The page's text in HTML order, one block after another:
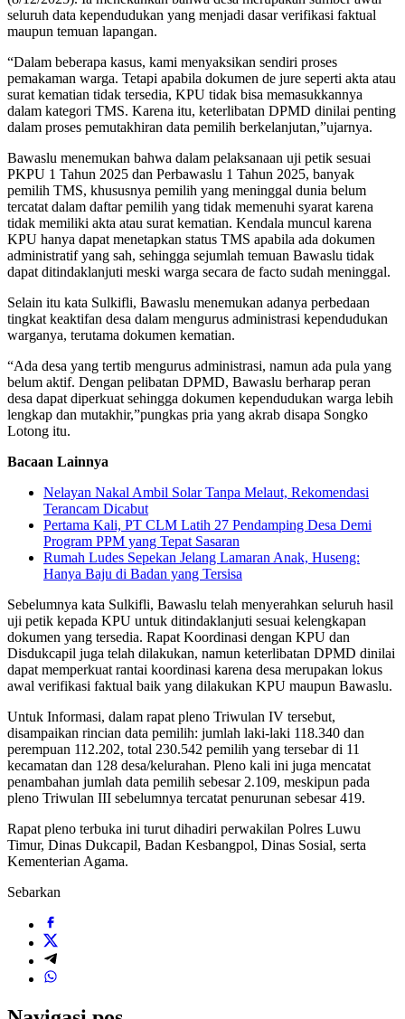
seluruh data kependudukan yang menjadi dasar verifikasi faktual
maupun temuan lapangan.
“Dalam beberapa kasus, kami menyaksikan sendiri proses
pemakaman warga. Tetapi apabila dokumen de jure seperti akta atau
surat kematian tidak tersedia, KPU tidak bisa memasukkannya
dalam kategori TMS. Karena itu, keterlibatan DPMD dinilai penting
dalam proses pemutakhiran data pemilih berkelanjutan,”ujarnya.
Bawaslu menemukan bahwa dalam pelaksanaan uji petik sesuai
PKPU 1 Tahun 2025 dan Perbawaslu 1 Tahun 2025, banyak
pemilih TMS, khususnya pemilih yang meninggal dunia belum
tercatat dalam daftar pemilih yang tidak memenuhi syarat karena
tidak memiliki akta atau surat kematian. Kendala muncul karena
KPU hanya dapat menetapkan status TMS apabila ada dokumen
administratif yang sah, sehingga sejumlah temuan Bawaslu tidak
dapat ditindaklanjuti meski warga secara de facto sudah meninggal.
Selain itu kata Sulkifli, Bawaslu menemukan adanya perbedaan
tingkat keaktifan desa dalam mengurus administrasi kependudukan
warganya, terutama dokumen kematian.
“Ada desa yang tertib mengurus administrasi, namun ada pula yang
belum aktif. Dengan pelibatan DPMD, Bawaslu berharap peran
desa dapat diperkuat sehingga dokumen kependudukan warga lebih
lengkap dan mutakhir,”pungkas pria yang akrab disapa Songko
Lotong itu.
Bacaan Lainnya
Nelayan Nakal Ambil Solar Tanpa Melaut, Rekomendasi
Terancam Dicabut
Pertama Kali, PT CLM Latih 27 Pendamping Desa Demi
Program PPM yang Tepat Sasaran
Rumah Ludes Sepekan Jelang Lamaran Anak, Huseng:
Hanya Baju di Badan yang Tersisa
Sebelumnya kata Sulkifli, Bawaslu telah menyerahkan seluruh hasil
uji petik kepada KPU untuk ditindaklanjuti sesuai kelengkapan
dokumen yang tersedia. Rapat Koordinasi dengan KPU dan
Disdukcapil juga telah dilakukan, namun keterlibatan DPMD dinilai
dapat memperkuat rantai koordinasi karena desa merupakan lokus
awal verifikasi faktual baik yang dilakukan KPU maupun Bawaslu.
Untuk Informasi, dalam rapat pleno Triwulan IV tersebut,
disampaikan rincian data pemilih: jumlah laki-laki 118.340 dan
perempuan 112.202, total 230.542 pemilih yang tersebar di 11
kecamatan dan 128 desa/kelurahan. Pleno kali ini juga mencatat
penambahan jumlah data pemilih sebesar 2.109, meskipun pada
pleno Triwulan III sebelumnya tercatat penurunan sebesar 419.
Rapat pleno terbuka ini turut dihadiri perwakilan Polres Luwu
Timur, Dinas Dukcapil, Badan Kesbangpol, Dinas Sosial, serta
Kementerian Agama.
Sebarkan